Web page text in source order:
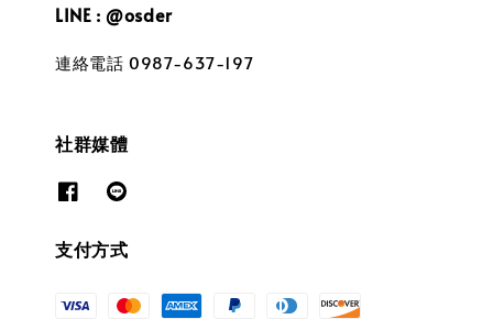
LINE : @osder
連絡電話 0987-637-197
社群媒體
支付方式